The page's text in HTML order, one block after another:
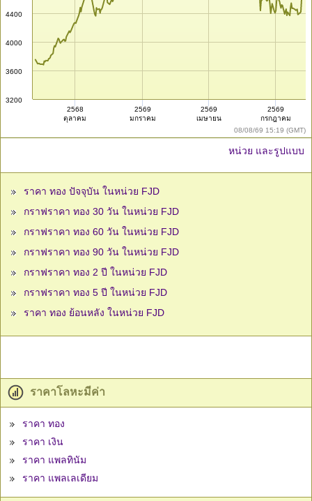
08/08/69 15:19 (GMT)
3200
3600
4000
4400
2568
ตุลาคม
2569
มกราคม
2569
เมษายน
2569
กรกฎาคม
หน่วย และรูปแบบ
ราคา ทอง ปัจจุบัน ในหน่วย FJD
กราฟราคา ทอง 30 วัน ในหน่วย FJD
กราฟราคา ทอง 60 วัน ในหน่วย FJD
กราฟราคา ทอง 90 วัน ในหน่วย FJD
กราฟราคา ทอง 2 ปี ในหน่วย FJD
กราฟราคา ทอง 5 ปี ในหน่วย FJD
ราคา ทอง ย้อนหลัง ในหน่วย FJD
ราคาโลหะมีค่า
ราคา ทอง
ราคา เงิน
ราคา แพลทินัม
ราคา แพลเลเดียม